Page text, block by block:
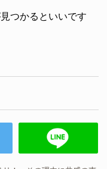
つかるといいです